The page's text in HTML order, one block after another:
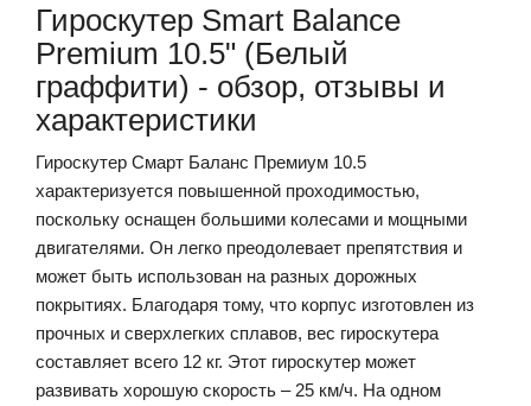
Гироскутер Smart Balance
Premium 10.5" (Белый
граффити) - обзор, отзывы и
характеристики
Гироскутер Смарт Баланс Премиум 10.5
характеризуется повышенной проходимостью,
поскольку оснащен большими колесами и мощными
двигателями. Он легко преодолевает препятствия и
может быть использован на разных дорожных
покрытиях. Благодаря тому, что корпус изготовлен из
прочных и сверхлегких сплавов, вес гироскутера
составляет всего 12 кг. Этот гироскутер может
развивать хорошую скорость – 25 км/ч. На одном